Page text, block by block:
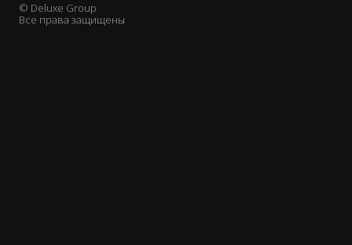
© Deluxe Group
Все права защищены